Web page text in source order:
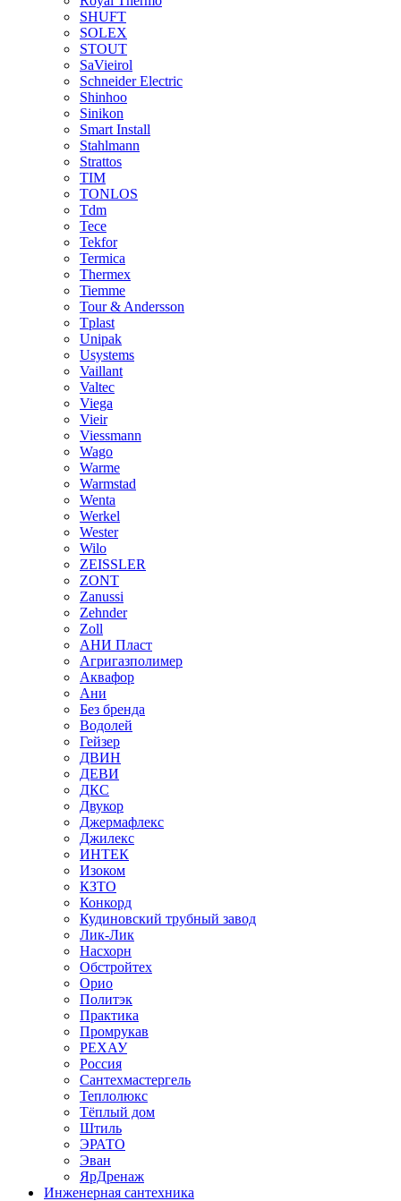
SHUFT
SOLEX
STOUT
SaVieirol
Schneider Electric
Shinhoo
Sinikon
Smart Install
Stahlmann
Strattos
TIM
TONLOS
Tdm
Tece
Tekfor
Termica
Thermex
Tiemme
Tour & Andersson
Tplast
Unipak
Usystems
Vaillant
Valtec
Viega
Vieir
Viessmann
Wago
Warme
Warmstad
Wenta
Werkel
Wester
Wilo
ZEISSLER
ZONT
Zanussi
Zehnder
Zoll
АНИ Пласт
Агригазполимер
Аквафор
Ани
Без бренда
Водолей
Гейзер
ДВИН
ДЕВИ
ДКС
Двукор
Джермафлекс
Джилекс
ИНТЕК
Изоком
КЗТО
Конкорд
Кудиновский трубный завод
Лик-Лик
Насхорн
Обстройтех
Орио
Политэк
Практика
Промрукав
РЕХАУ
Россия
Сантехмастергель
Теплолюкс
Тёплый дом
Штиль
ЭРАТО
Эван
ЯрДренаж
Инженерная сантехника